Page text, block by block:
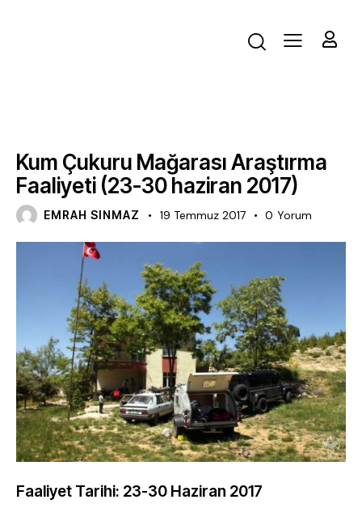
Kum Çukuru Mağarası Araştırma
Faaliyeti (23-30 haziran 2017)
EMRAH SINMAZ 19 Temmuz 2017 0 Yorum
Faaliyet Tarihi: 23-30 Haziran 2017